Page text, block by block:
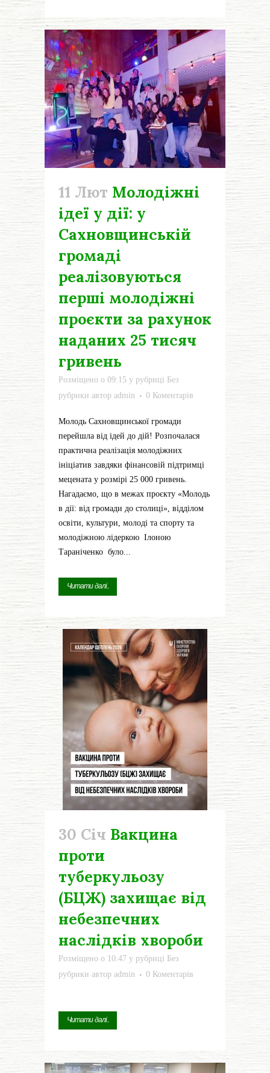
11 Лют Молодіжні
ідеї у дії: у
Сахновщинській
громаді
реалізовуються
перші молодіжні
проєкти за рахунок
наданих 25 тисяч
гривень
Розміщено о 09:15 у рубриці Без
рубрики автор admin 0 Коментарів
Молодь Сахновщинської громади
перейшла від ідей до дій! Розпочалася
практична реалізація молодіжних
ініціатив завдяки фінансовій підтримці
мецената у розмірі 25 000 гривень.
Нагадаємо, що в межах проєкту «Молодь
в дії: від громади до столиці», відділом
освіти, культури, молоді та спорту та
молодіжною лідеркою Ілоною
Тараніченко було...
Читати далі...
30 Січ Вакцина
проти
туберкульозу
(БЦЖ) захищає від
небезпечних
наслідків хвороби
Розміщено о 10:47 у рубриці Без
рубрики автор admin 0 Коментарів
Читати далі...